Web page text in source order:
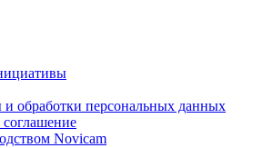
обработки персональных данных
соглашение
Novicam